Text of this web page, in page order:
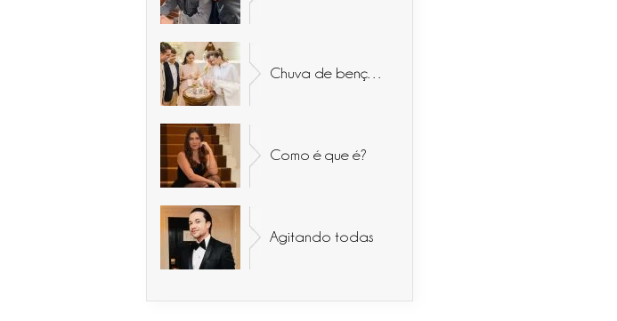
Como é que é?
Agitando todas